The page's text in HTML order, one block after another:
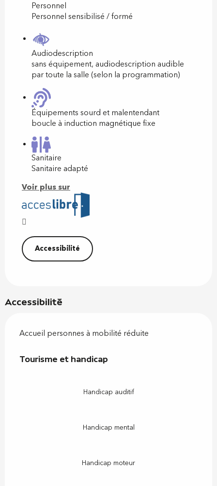
Personnel
Personnel sensibilisé / formé
Audiodescription
sans équipement, audiodescription audible
par toute la salle (selon la programmation)
Équipements sourd et malentendant
boucle à induction magnétique fixe
Sanitaire
Sanitaire adapté
Voir plus sur
Accessibilité
Accessibilité
Accueil personnes à mobilité réduite
Tourisme et handicap
Tourisme et handicap
Handicap auditif
Handicap mental
Handicap moteur